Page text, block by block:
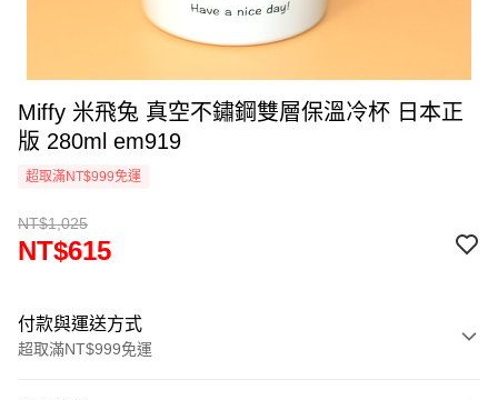
Miffy 米飛兔 真空不鏽鋼雙層保溫冷杯 日本正
版 280ml em919
超取滿NT$999免運
NT$1,025
NT$615
付款與運送方式
超取滿NT$999免運